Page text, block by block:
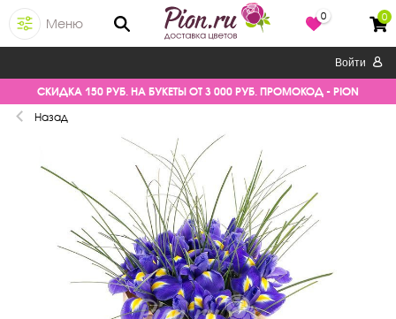
Меню
0 0
Войти
СКИДКА 150 РУБ. НА БУКЕТЫ ОТ 3 000 РУБ. ПРОМОКОД - PION
Назад